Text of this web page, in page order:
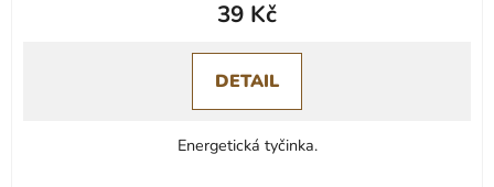
39 Kč
DETAIL
Energetická tyčinka.